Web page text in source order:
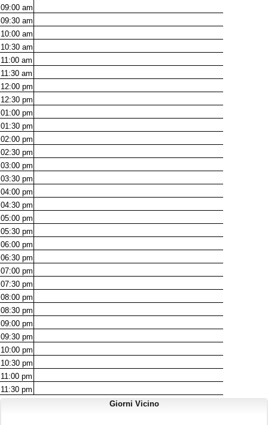
09:00 am
09:30 am
10:00 am
10:30 am
11:00 am
11:30 am
12:00 pm
12:30 pm
01:00 pm
01:30 pm
02:00 pm
02:30 pm
03:00 pm
03:30 pm
04:00 pm
04:30 pm
05:00 pm
05:30 pm
06:00 pm
06:30 pm
07:00 pm
07:30 pm
08:00 pm
08:30 pm
09:00 pm
09:30 pm
10:00 pm
10:30 pm
11:00 pm
11:30 pm
Giorni Vicino